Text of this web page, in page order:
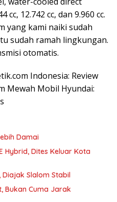
12.742 cc, dan 9.960 cc.
yang kami naiki sudah
sudah ramah lingkungan.
otomatis.
Indonesia: Review
Mewah Mobil Hyundai:
Damai
Hybrid, Dites Keluar Kota
Diajak Slalom Stabil
Bukan Cuma Jarak